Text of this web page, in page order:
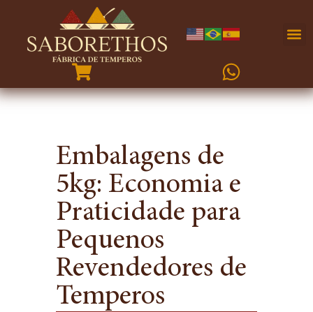
Embalagens de
5kg: Economia e
Praticidade para
Pequenos
Revendedores de
Temperos